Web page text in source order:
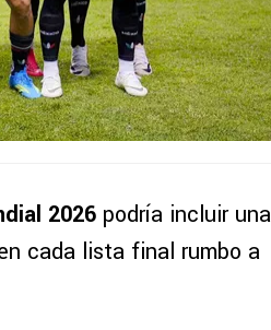
2026 podría incluir una
cada lista final rumbo a